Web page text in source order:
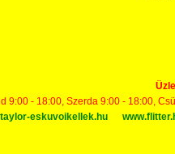
9:00 - 18:00, Szerda 9:00 - 18:00,
eskuvoikellek.hu